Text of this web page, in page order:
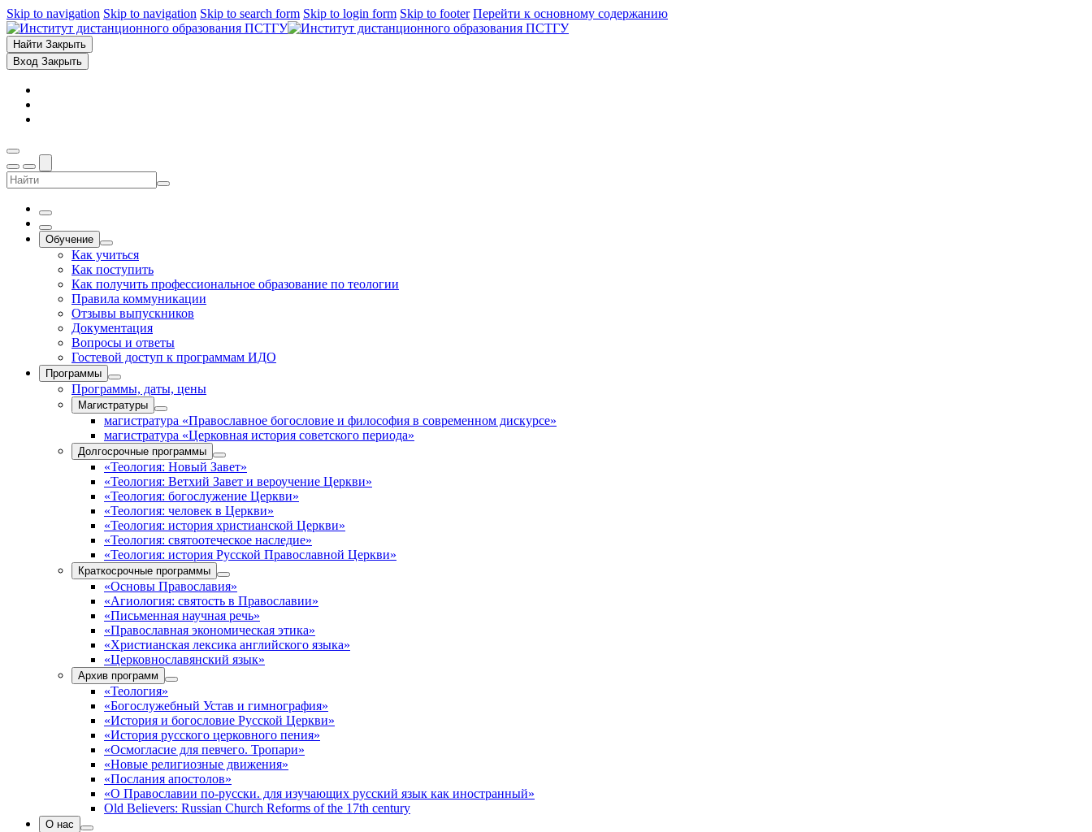
Skip to navigation Skip to navigation Skip to search form Skip to login form Skip to footer Перейти к основному содержанию
Найти Закрыть
Вход Закрыть
Обучение
Как учиться
Как поступить
Как получить профессиональное образование по теологии
Правила коммуникации
Отзывы выпускников
Документация
Вопросы и ответы
Гостевой доступ к программам ИДО
Программы
Программы, даты, цены
Магистратуры
магистратура «Православное богословие и философия в современном дискурсе»
магистратура «Церковная история советского периода»
Долгосрочные программы
«Теология: Новый Завет»
«Теология: Ветхий Завет и вероучение Церкви»
«Теология: богослужение Церкви»
«Теология: человек в Церкви»
«Теология: история христианской Церкви»
«Теология: святоотеческое наследие»
«Теология: история Русской Православной Церкви»
Краткосрочные программы
«Основы Православия»
«Агиология: святость в Православии»
«Письменная научная речь»
«Православная экономическая этика»
«Христианская лексика английского языка»
«Церковнославянский язык»
Архив программ
«Теология»
«Богослужебный Устав и гимнография»
«История и богословие Русской Церкви»
«История русского церковного пения»
«Осмогласие для певчего. Тропари»
«Новые религиозные движения»
«Послания апостолов»
«О Православии по-русски. для изучающих русский язык как иностранный»
Old Believers: Russian Church Reforms of the 17th century
О нас